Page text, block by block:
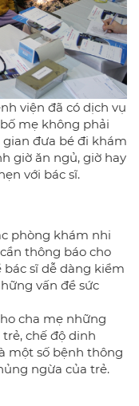
viện đã có dịch vụ
mẹ không phải
đưa bé đi khám
giờ ăn ngủ, giờ hay
với bác sĩ.
phòng khám nhi
thông báo cho
bác sĩ dễ dàng kiểm
vấn đề sức
cha mẹ những
chế độ dinh
một số bệnh thông
ngừa của trẻ.